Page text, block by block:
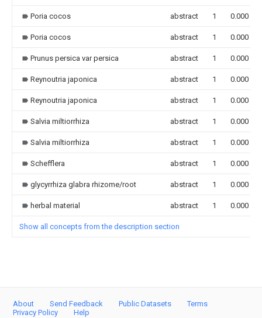
Poria cocos abstract 1 0.000
Poria cocos abstract 1 0.000
Prunus persica var persica abstract 1 0.000
Reynoutria japonica abstract 1 0.000
Reynoutria japonica abstract 1 0.000
Salvia miltiorrhiza abstract 1 0.000
Salvia miltiorrhiza abstract 1 0.000
Schefflera abstract 1 0.000
glycyrrhiza glabra rhizome/root abstract 1 0.000
herbal material abstract 1 0.000
Show all concepts from the description section
About Send Feedback Public Datasets
Terms
Privacy Policy
Help